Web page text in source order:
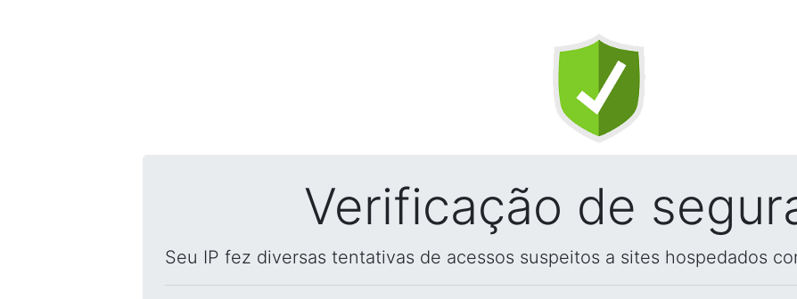
Verificação de
Seu IP fez diversas tentativas de acessos suspeitos a sites hospedados